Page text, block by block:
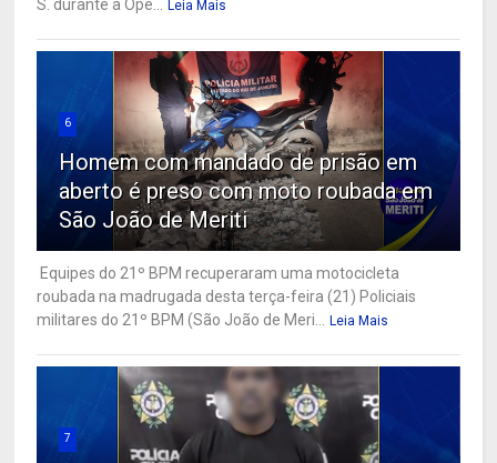
S. durante a Ope... Leia Mais
6
Homem com mandado de prisão em
aberto é preso com moto roubada em
São João de Meriti
Equipes do 21º BPM recuperaram uma motocicleta
roubada na madrugada desta terça-feira (21) Policiais
militares do 21º BPM (São João de Meri... Leia Mais
7